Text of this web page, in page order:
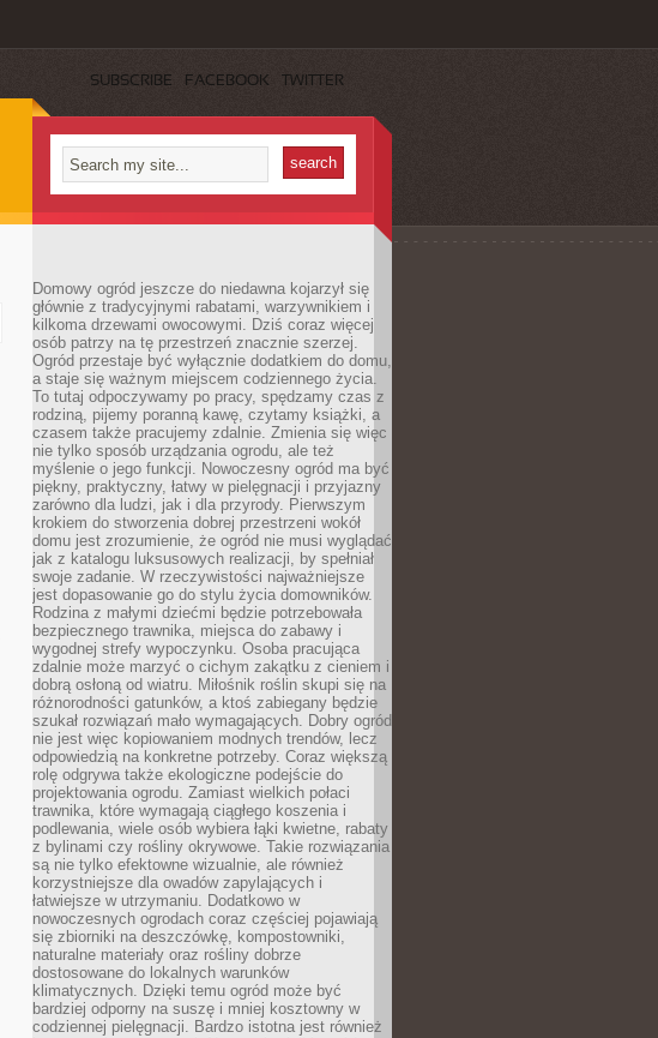
SUBSCRIBE FACEBOOK TWITTER
Domowy ogród jeszcze do niedawna kojarzył się
głównie z tradycyjnymi rabatami, warzywnikiem i
kilkoma drzewami owocowymi. Dziś coraz więcej
osób patrzy na tę przestrzeń znacznie szerzej.
Ogród przestaje być wyłącznie dodatkiem do domu,
a staje się ważnym miejscem codziennego życia.
To tutaj odpoczywamy po pracy, spędzamy czas z
rodziną, pijemy poranną kawę, czytamy książki, a
czasem także pracujemy zdalnie. Zmienia się więc
nie tylko sposób urządzania ogrodu, ale też
myślenie o jego funkcji. Nowoczesny ogród ma być
piękny, praktyczny, łatwy w pielęgnacji i przyjazny
zarówno dla ludzi, jak i dla przyrody. Pierwszym
krokiem do stworzenia dobrej przestrzeni wokół
domu jest zrozumienie, że ogród nie musi wyglądać
jak z katalogu luksusowych realizacji, by spełniał
swoje zadanie. W rzeczywistości najważniejsze
jest dopasowanie go do stylu życia domowników.
Rodzina z małymi dziećmi będzie potrzebowała
bezpiecznego trawnika, miejsca do zabawy i
wygodnej strefy wypoczynku. Osoba pracująca
zdalnie może marzyć o cichym zakątku z cieniem i
dobrą osłoną od wiatru. Miłośnik roślin skupi się na
różnorodności gatunków, a ktoś zabiegany będzie
szukał rozwiązań mało wymagających. Dobry ogród
nie jest więc kopiowaniem modnych trendów, lecz
odpowiedzią na konkretne potrzeby. Coraz większą
rolę odgrywa także ekologiczne podejście do
projektowania ogrodu. Zamiast wielkich połaci
trawnika, które wymagają ciągłego koszenia i
podlewania, wiele osób wybiera łąki kwietne, rabaty
z bylinami czy rośliny okrywowe. Takie rozwiązania
są nie tylko efektowne wizualnie, ale również
korzystniejsze dla owadów zapylających i
łatwiejsze w utrzymaniu. Dodatkowo w
nowoczesnych ogrodach coraz częściej pojawiają
się zbiorniki na deszczówkę, kompostowniki,
naturalne materiały oraz rośliny dobrze
dostosowane do lokalnych warunków
klimatycznych. Dzięki temu ogród może być
bardziej odporny na suszę i mniej kosztowny w
codziennej pielęgnacji. Bardzo istotna jest również